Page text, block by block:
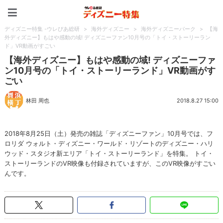
ディズニー特集 -ウレぴあ総研 > 海外ディズニー > 海外ディズニーパーク >
【海
外ディズニー】もはや感動の域! ディズニーファン10月号の「トイ・ストーリーラン
ド」VR動画がすごい
【海外ディズニー】もはや感動の域! ディズニーファ
ン10月号の「トイ・ストーリーランド」VR動画がす
ごい
林田 周也 2018.8.27 15:00
2018年8月25日（土）発売の雑誌「ディズニーファン」10月号では、フ
ロリダ ウォルト・ディズニー・ワールド・リゾートのディズニー・ハリ
ウッド・スタジオ新エリア「トイ・ストーリーランド」を特集。 トイ・
ストーリーランドのVR映像も付録されていますが、このVR映像がすごい
んです。